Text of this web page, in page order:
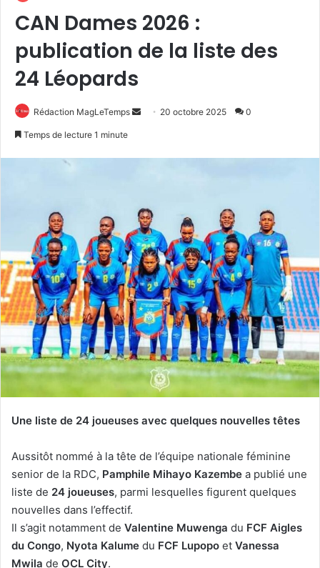
CAN Dames 2026 :
publication de la liste des
24 Léopards
Rédaction MagLeTemps
Envoyer20 octobre 2025 0
Temps de lecture 1 minute
Une liste de 24 joueuses avec quelques nouvelles têtes
Aussitôt nommé à la tête de l’équipe nationale féminine
senior de la RDC, Pamphile Mihayo Kazembe a publié une
liste de 24 joueuses, parmi lesquelles figurent quelques
nouvelles dans l’effectif.
Il s’agit notamment de Valentine Muwenga du FCF Aigles
du Congo, Nyota Kalume du FCF Lupopo et Vanessa
Mwila de OCL City.